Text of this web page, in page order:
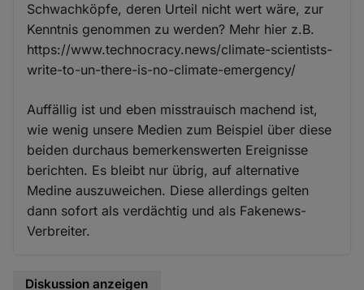
Schwachköpfe, deren Urteil nicht wert wäre, zur
Kenntnis genommen zu werden? Mehr hier z.B.
https://www.technocracy.news/climate-scientists-
write-to-un-there-is-no-climate-emergency/
Auffällig ist und eben misstrauisch machend ist,
wie wenig unsere Medien zum Beispiel über diese
beiden durchaus bemerkenswerten Ereignisse
berichten. Es bleibt nur übrig, auf alternative
Medine auszuweichen. Diese allerdings gelten
dann sofort als verdächtig und als Fakenews-
Verbreiter.
Diskussion anzeigen